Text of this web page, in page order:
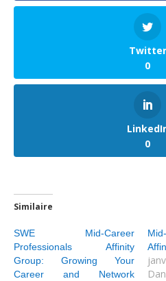
Twitter
0
0
Similaire
SWE Mid-Career
Professionals Affinity
Group: Growing Your
Career and Network